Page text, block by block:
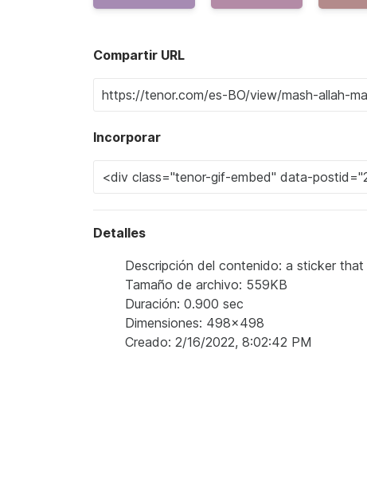
Compartir URL
Incorporar
Detalles
Descripción del contenido: a sticker
Tamaño de archivo: 559KB
Duración: 0.900 sec
Dimensiones: 498x498
Creado: 2/16/2022, 8:02:42 PM